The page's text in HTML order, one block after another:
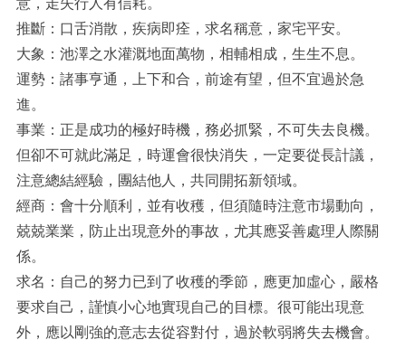
意，走失行人有信耗。
推斷：口舌消散，疾病即痊，求名稱意，家宅平安。
大象：池澤之水灌溉地面萬物，相輔相成，生生不息。
運勢：諸事亨通，上下和合，前途有望，但不宜過於急
進。
事業：正是成功的極好時機，務必抓緊，不可失去良機。
但卻不可就此滿足，時運會很快消失，一定要從長計議，
注意總結經驗，團結他人，共同開拓新領域。
經商：會十分順利，並有收穫，但須隨時注意市場動向，
兢兢業業，防止出現意外的事故，尤其應妥善處理人際關
係。
求名：自己的努力已到了收穫的季節，應更加虛心，嚴格
要求自己，謹慎小心地實現自己的目標。很可能出現意
外，應以剛強的意志去從容對付，過於軟弱將失去機會。